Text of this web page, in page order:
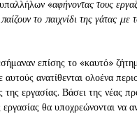
«αφήνοντας τους
το παιχνίδι της γάτας με
επίσης το «καυτό»
ανατίθενται ολοένα
της εργασίας. Βάσει της νέας
θα υποχρεώνονται να